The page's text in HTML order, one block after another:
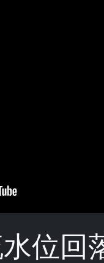
位回